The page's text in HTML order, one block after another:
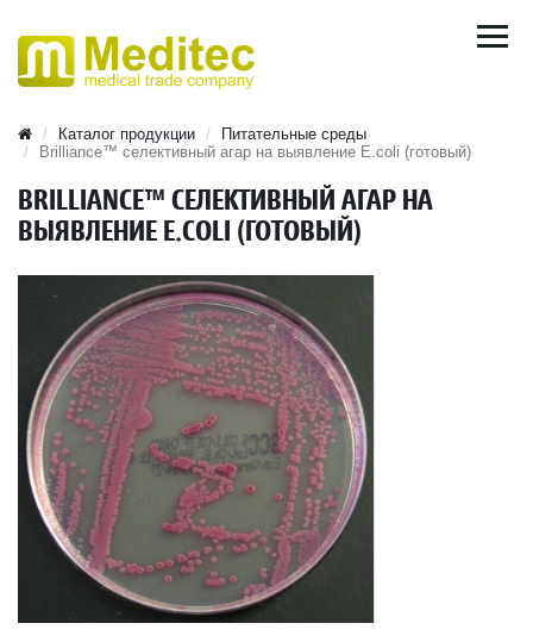
Каталог продукции
Питательные среды
Brilliance™ селективный агар на выявление E.coli (готовый)
BRILLIANCE™ СЕЛЕКТИВНЫЙ АГАР НА
ВЫЯВЛЕНИЕ E.COLI (ГОТОВЫЙ)